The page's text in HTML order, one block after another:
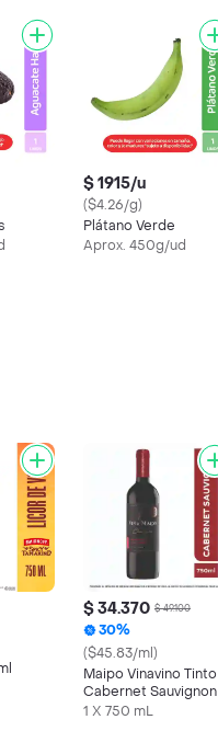
$ 1915/u
($4.26/g)
Plátano Verde
Aprox. 450g/ud
$ 34.370 $ 49.100
30%
($45.83/ml)
Maipo Vinavino Tinto
Cabernet Sauvignon
1 X 750 mL